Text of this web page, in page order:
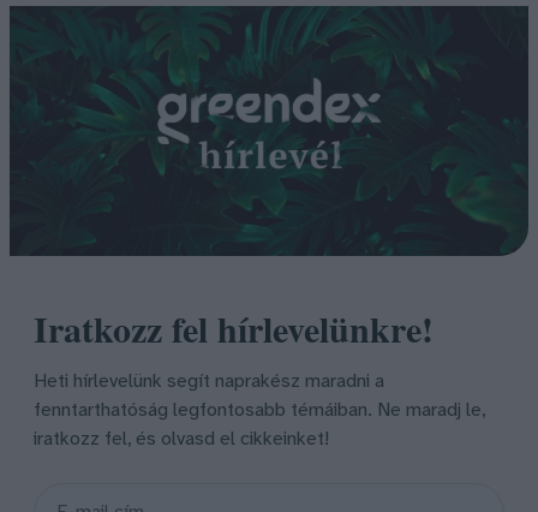
Iratkozz fel hírlevelünkre!
Heti hírlevelünk segít naprakész maradni a
fenntarthatóság legfontosabb témáiban. Ne maradj le,
iratkozz fel, és olvasd el cikkeinket!